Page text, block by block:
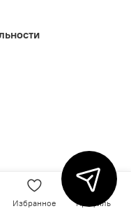
Избранное Профиль